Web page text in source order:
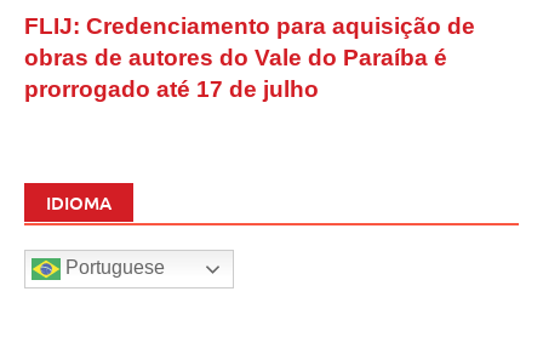
FLIJ: Credenciamento para aquisição de
obras de autores do Vale do Paraíba é
prorrogado até 17 de julho
IDIOMA
Portuguese